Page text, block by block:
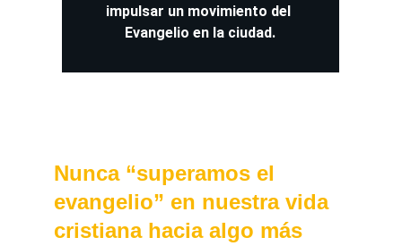
impulsar un movimiento del
Evangelio en la ciudad.
Nunca “superamos el
evangelio” en nuestra vida
cristiana hacia algo más